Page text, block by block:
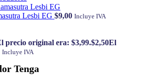
Lesbi EG $9,00 Incluye IVA
precio original era: $3,99.$2,50El
Incluye IVA
Tenga